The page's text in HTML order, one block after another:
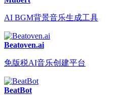
AI BGM背景音乐生成工具
Beatoven.ai
免版税AI音乐创建平台
BeatBot